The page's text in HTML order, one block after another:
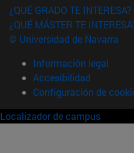
¿QUÉ GRADO TE INTERESA?
¿QUÉ MÁSTER TE
© Universidad de Navarra
Información legal
Accesibilidad
Configuración de
Localizador de campus